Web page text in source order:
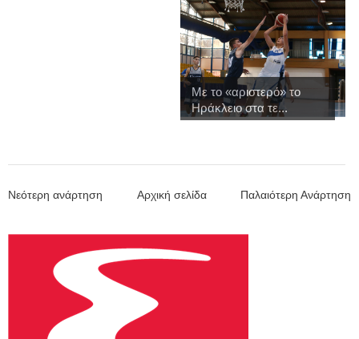
Με το «αριστερό» το
Ηράκλειο στα τε...
Νεότερη ανάρτηση Παλαιότερη Ανάρτηση
Αρχική σελίδα